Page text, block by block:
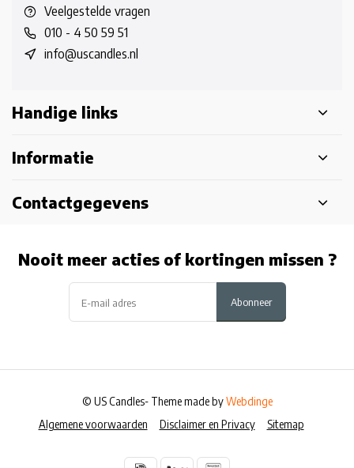
Veelgestelde vragen
010 - 4 50 59 51
info@uscandles.nl
Handige links
Informatie
Contactgegevens
Nooit meer acties of kortingen missen ?
Abonneer
Algemene voorwaarden Disclaimer en Privacy Sitemap
© US Candles- Theme made byWebdinge